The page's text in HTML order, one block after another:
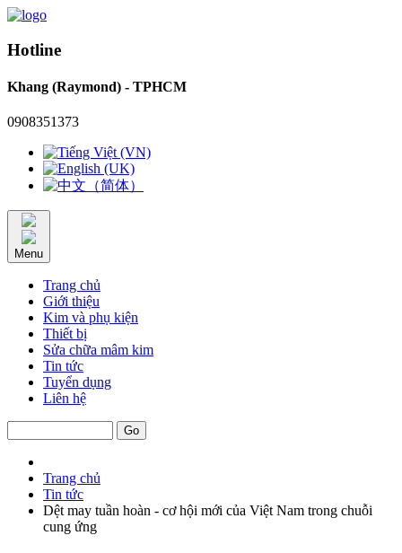
Hotline
Khang (Raymond) - TPHCM
0908351373
Menu
Trang chủ
Giới thiệu
Kim và phụ kiện
Thiết bị
Sửa chữa mâm kim
Tin tức
Tuyển dụng
Liên hệ
Trang chủ
Tin tức
Dệt may tuần hoàn - cơ hội mới của Việt Nam trong chuỗi
cung ứng